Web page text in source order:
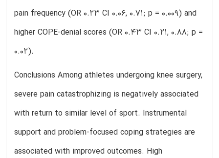
pain frequency (OR 0.23 CI 0.06, 0.71; p = 0.009) and
higher COPE-denial scores (OR 0.43 CI 0.21, 0.88; p =
0.02).
Conclusions Among athletes undergoing knee surgery,
severe pain catastrophizing is negatively associated
with return to similar level of sport. Instrumental
support and problem-focused coping strategies are
associated with improved outcomes. High